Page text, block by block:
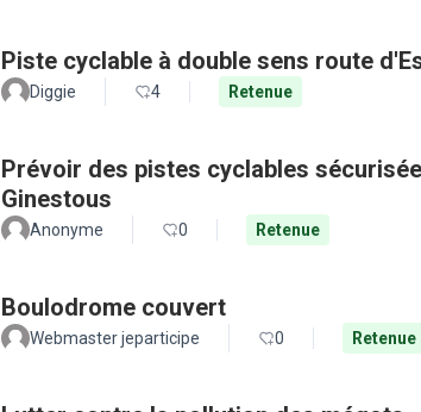
Piste cyclable à double sens route
Diggie 4 Retenue
Prévoir des pistes cyclables
Ginestous
Anonyme 0 Retenue
Boulodrome couvert
Webmaster jeparticipe 0 Retenue